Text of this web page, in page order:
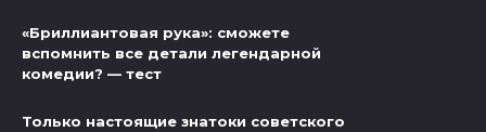
«Бриллиантовая рука»: сможете
вспомнить все детали легендарной
комедии? — тест
Только настоящие знатоки советского